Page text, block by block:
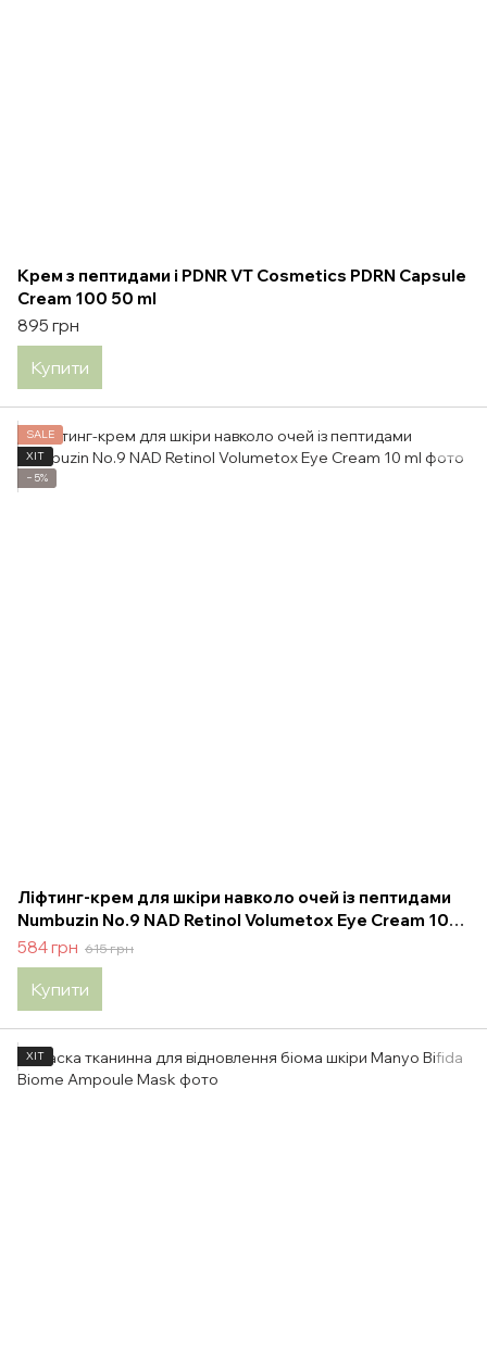
Крем з пептидами і PDNR VT Cosmetics PDRN Capsule
Cream 100 50 ml
895 грн
Купити
SALE
ХІТ
−5%
Ліфтинг-крем для шкіри навколо очей із пептидами
Numbuzin No.9 NAD Retinol Volumetox Eye Cream 10
ml
584 грн 615 грн
Купити
ХІТ